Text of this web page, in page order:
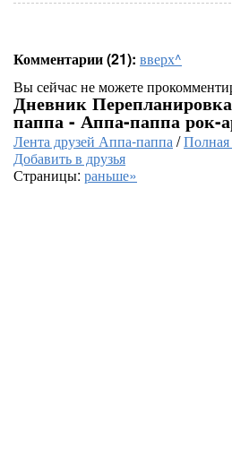
Комментарии (21): вверх^
Вы сейчас не можете
Дневник
паппа - Аппа-паппа рок-
Лента друзей Аппа-паппа/Полная
Добавить в друзья
Страницы: раньше»